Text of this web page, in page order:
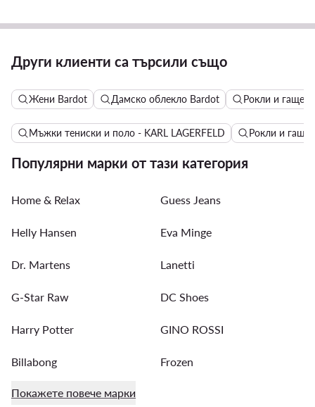
Други клиенти са търсили също
Жени Bardot Дамско облекло Bardot Рокли и
Мъжки тениски и поло - KARL LAGERFELD Рокли и
Популярни марки от тази категория
Home & Relax Guess Jeans
Helly Hansen Eva Minge
Dr. Martens Lanetti
G-Star Raw DC Shoes
Harry Potter GINO ROSSI
Billabong Frozen
Покажете повече марки